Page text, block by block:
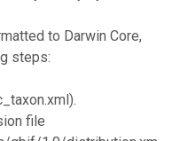
to Darwin Core,
steps:
file